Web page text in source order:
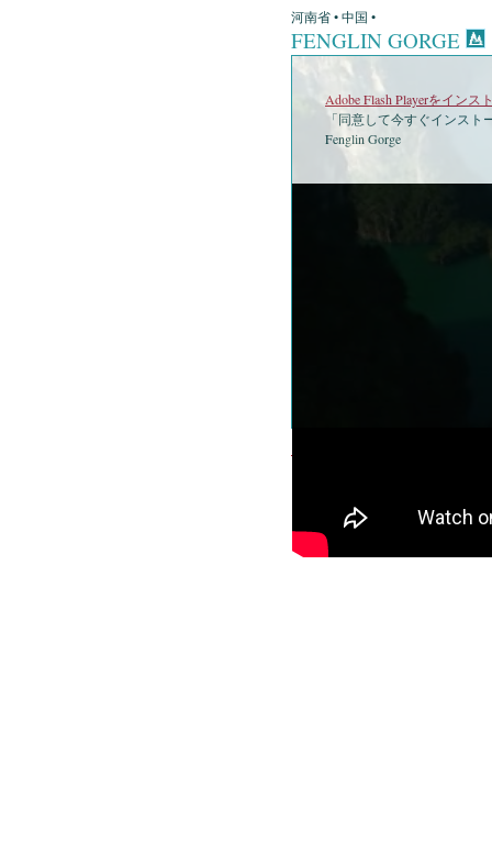
河南省 • 中国 •
FENGLIN GORGE
Adobe Flash Playerをインス
「同意して今すぐインスト
Fenglin Gorge
©